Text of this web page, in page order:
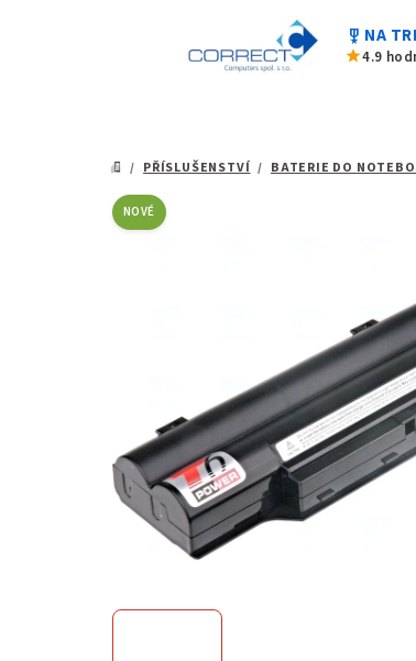
military_tech NA
star4.9
DOMŮ
/ PŘÍSLUŠENSTVÍ / BATERIE DO
NOVÉ
hvězdiček.